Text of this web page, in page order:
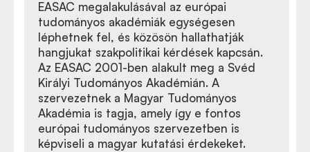
EASAC megalakulásával az európai
tudományos akadémiák egységesen
léphetnek fel, és közösön hallathatják
hangjukat szakpolitikai kérdések kapcsán.
Az EASAC 2001-ben alakult meg a Svéd
Királyi Tudományos Akadémián. A
szervezetnek a Magyar Tudományos
Akadémia is tagja, amely így e fontos
európai tudományos szervezetben is
képviseli a magyar kutatási érdekeket.